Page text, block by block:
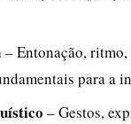
– Entonação, ritmo,
para a
– Gestos,